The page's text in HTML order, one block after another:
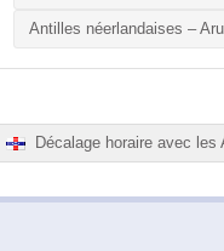
Antilles néerlandaises –
Décalage horaire avec les